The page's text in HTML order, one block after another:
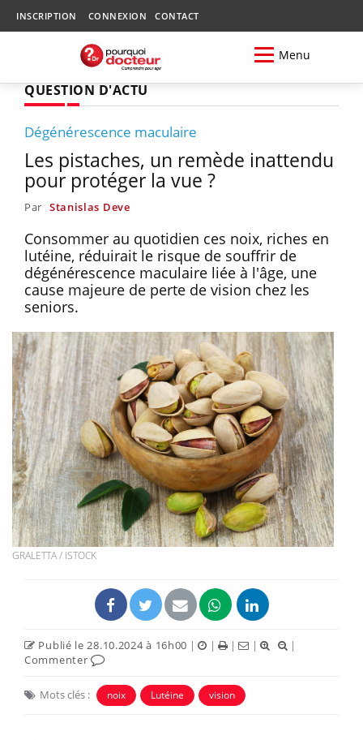
INSCRIPTION CONNEXION CONTACT
Menu
QUESTION D'ACTU
Dégénérescence maculaire
Les pistaches, un remède inattendu
pour protéger la vue ?
Par Stanislas Deve
Consommer au quotidien ces noix, riches en
lutéine, réduirait le risque de souffrir de
dégénérescence maculaire liée à l'âge, une
cause majeure de perte de vision chez les
seniors.
GRALETTA / ISTOCK
Publié le 28.10.2024 à 16h00 | | | |
|
Commenter
Mots clés : noix Lutéine vision